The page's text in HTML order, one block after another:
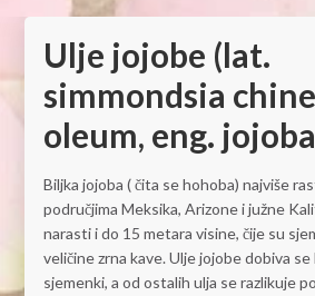
Ulje jojobe (lat.
simmondsia
oleum, eng.
Biljka jojoba ( čita se hohoba) najviše
područjima Meksika, Arizone i južne
narasti i do 15 metara visine, čije su
veličine zrna kave. Ulje jojobe dobiva
sjemenki, a od ostalih ulja se razlikuje